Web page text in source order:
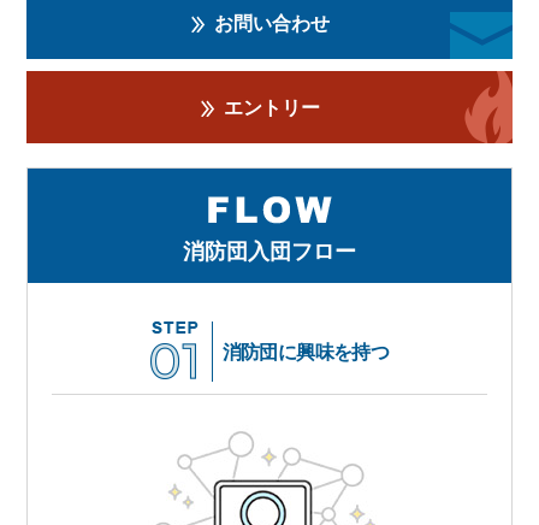
お問い合わせ
エントリー
消防団入団フロー
消防団に興味を持つ